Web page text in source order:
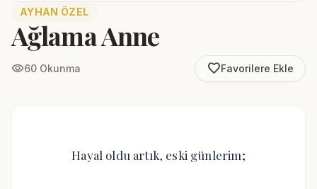
AYHAN ÖZEL
Ağlama Anne
visibility60 Okunma favorite_borderFavorilere Ekle
Hayal oldu artık, eski günlerim;